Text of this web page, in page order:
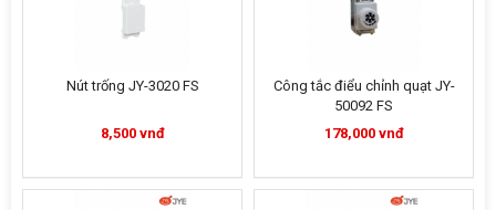
Nút trống JY-3020 FS
8,500 vnđ
Công tắc điểu chỉnh quạt JY-
50092 FS
178,000 vnđ